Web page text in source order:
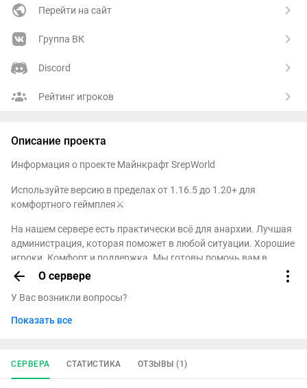
О сервере
Перейти на сайт
Группа ВК
Discord
Рейтинг игроков
Описание проекта
Информация о проекте Майнкрафт SrepWorld
Используйте версию в пределах от 1.16.5 до 1.20+ для
комфортного геймплея⚔️
На нашем сервере есть практически всё для анархии. Лучшая
администрация, которая поможет в любой ситуации. Хорошие
игроки. Комфорт и поддержка. Мы готовы помочь вам в
любом деле или справиться с любой проблемой или же багом.
У Вас возникли вопросы?
Хотите написать жалобу на игрока? Есть предложения по
Напишите нам в телеграм:
Показать все
СЕРВЕРА СТАТИСТИКА ОТЗЫВЫ (1)